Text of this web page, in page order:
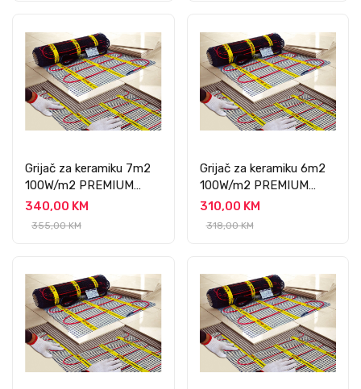
Grijač za keramiku 7m2
100W/m2 PREMIUM
PROFESSIONAL
340,00 KM
355,00 KM
Grijač za keramiku 6m2
100W/m2 PREMIUM
PROFESSIONAL
310,00 KM
318,00 KM